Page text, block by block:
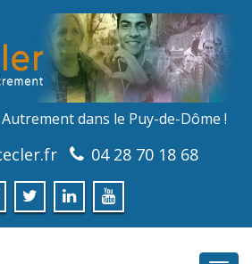
dans le Puy-de-Dôme !
04 28 70 18 68